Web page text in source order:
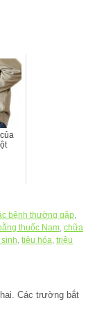
bệnh thường gặp,
thuốc Nam, chữa
, tiêu hóa, triệu
Các trường bắt